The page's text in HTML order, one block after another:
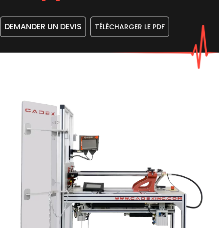
DEMANDER UN DEVIS TÉLÉCHARGER LE PDF